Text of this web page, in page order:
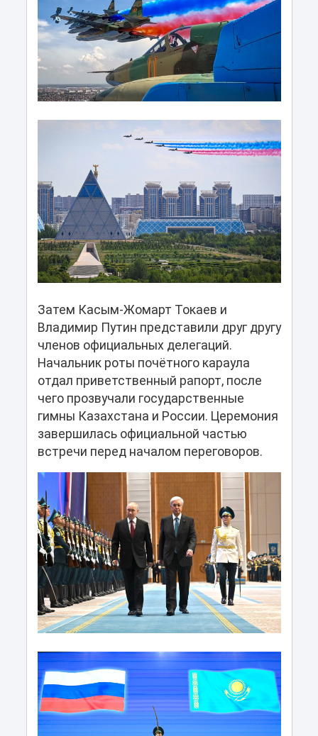
Затем Касым-Жомарт Токаев и
Владимир Путин представили друг другу
членов официальных делегаций.
Начальник роты почётного караула
отдал приветственный рапорт, после
чего прозвучали государственные
гимны Казахстана и России. Церемония
завершилась официальной частью
встречи перед началом переговоров.